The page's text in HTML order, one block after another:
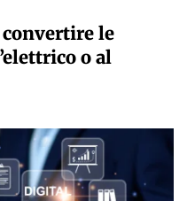
le
o al